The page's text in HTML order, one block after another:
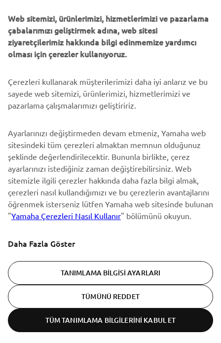
DAHA FAZLA YAMAHA
DESTEK
BÜLTEN
En son fırsatları, özel etkinlikleri, yeni çıkan ürünleri ve daha
fazlasını ilk öğrenen siz olun
ABONE OL
Gizlilik Politikamızı okuyarak kişisel verilerinizi nasıl işlediğimizi
öğrenebilirsiniz:
Gizlilik Politikası
© Copyright - 2026 Yamaha Motor Europe N.V. - All Rights
Reserved
Gizlilik beyanı
Web sitemizi, ürünlerimizi, hizmetlerimizi ve pazarlama
çabalarımızı geliştirmek adına, web sitesi
ziyaretçilerimiz hakkında bilgi edinmemize yardımcı
olması için çerezler kullanıyoruz.
Çerezleri kullanarak müşterilerimizi daha iyi anlarız ve bu
sayede web sitemizi, ürünlerimizi, hizmetlerimizi ve
pazarlama çalışmalarımızı geliştiririz.
Ayarlarınızı değiştirmeden devam etmeniz, Yamaha web
sitesindeki tüm çerezleri almaktan memnun olduğunuz
şeklinde değerlendirilecektir. Bununla birlikte, çerez
ayarlarınızı istediğiniz zaman değiştirebilirsiniz. Web
sitemizle ilgili çerezler hakkında daha fazla bilgi almak,
çerezleri nasıl kullandığımızı ve bu çerezlerin avantajlarını
öğrenmek isterseniz lütfen Yamaha web sitesinde bulunan
"Yamaha Çerezleri Nasıl Kullanır" bölümünü okuyun.
Daha Fazla Göster
TANIMLAMA BILGISI AYARLARI
TÜMÜNÜ REDDET
TÜM TANIMLAMA BILGILERINI KABUL ET